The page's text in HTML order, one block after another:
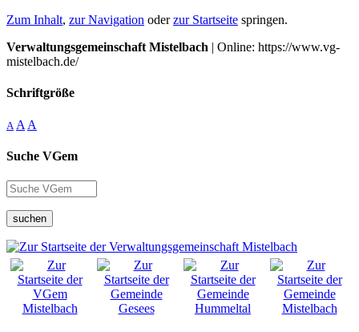
Zum Inhalt, zur Navigation oderzur Startseite springen.
Verwaltungsgemeinschaft Mistelbach | Online: https://www.vg-
mistelbach.de/
Schriftgröße
A A A
Suche VGem
suchen